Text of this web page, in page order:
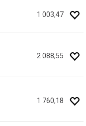
1 003,47
2 088,55
1 760,18